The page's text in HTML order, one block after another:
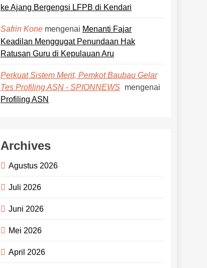
ke Ajang Bergengsi LFPB di Kendari
Safrin Kone mengenai Menanti Fajar
Keadilan Menggugat Penundaan Hak
Ratusan Guru di Kepulauan Aru
Perkuat Sistem Merit, Pemkot Baubau Gelar
Tes Profiling ASN - SPIONNEWS mengenai
Profiling ASN
Archives
Agustus 2026
Juli 2026
Juni 2026
Mei 2026
April 2026